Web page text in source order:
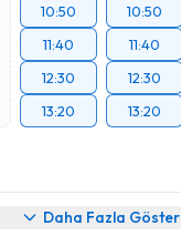
10:50
11:40
12:30
13:20
10:50
11:40
12:30
13:20
Daha Fazla Göster